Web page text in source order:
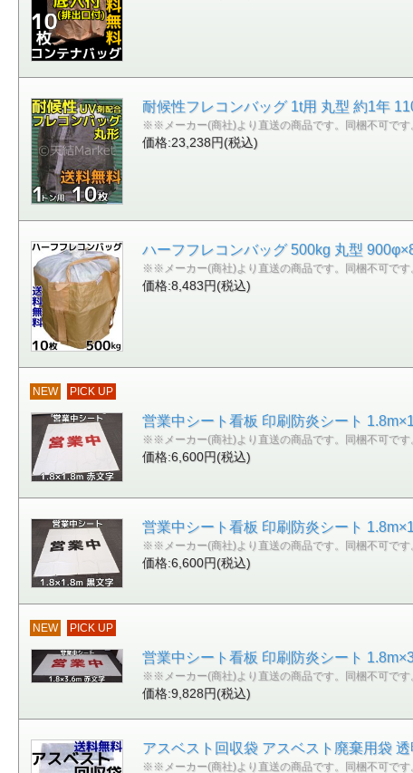
耐候性フレコンバッグ 1t用 丸型 約1年
※※メーカー(商社)より直送の商品です。同梱不可です
価格:23,238円(税込)
ハーフフレコンバッグ 500kg 丸型
※※メーカー(商社)より直送の商品です。同梱不可です
価格:8,483円(税込)
NEW PICK UP
営業中シート看板 印刷防炎シート
※※メーカー(商社)より直送の商品です。同梱不可です
価格:6,600円(税込)
営業中シート看板 印刷防炎シート
※※メーカー(商社)より直送の商品です。同梱不可です
価格:6,600円(税込)
NEW PICK UP
営業中シート看板 印刷防炎シート
※※メーカー(商社)より直送の商品です。同梱不可です
価格:9,828円(税込)
アスベスト回収袋 アスベスト廃棄用袋
※※メーカー(商社)より直送の商品です。同梱不可です